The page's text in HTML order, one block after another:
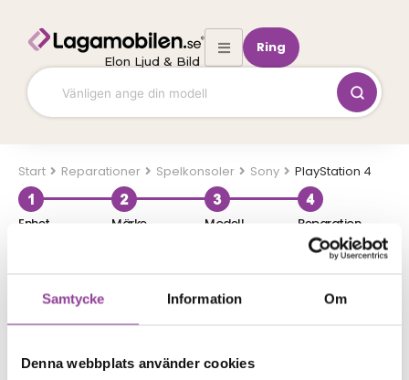
Samtycke Information Om
Denna webbplats använder cookies
innehåll
Elon Ljud & Bild
Ring
Start Spelkonsoler Sony PlayStation 4
Enhet Märke Modell Reparation